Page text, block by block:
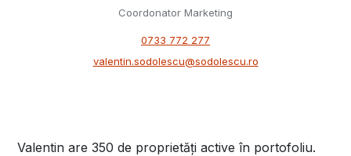
Coordonator Marketing
0733 772 277
valentin.sodolescu@sodolescu.ro
Valentin are 350 de proprietăți active în portofoliu.